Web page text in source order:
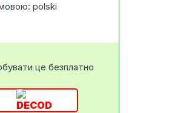
polski
це безплатно